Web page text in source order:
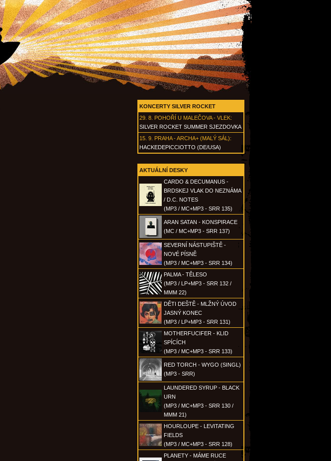
KONCERTY SILVER ROCKET
29. 8. POHOŘÍ U MALEČOVA - VLEK:
SILVER ROCKET SUMMER SJEZDOVKA
15. 9. PRAHA - ARCHA+ (MALÝ SÁL):
HACKEDEPICCIOTTO (DE/USA)
AKTUÁLNÍ DESKY
CARDO & DECUMANUS -
BRDSKEJ VLAK DO NEZNÁMA
/ D.C. NOTES
(MP3 / MC+MP3 - SRR 135)
ARAN SATAN - KONSPIRACE
(MC / MC+MP3 - SRR 137)
SEVERNÍ NÁSTUPIŠTĚ -
NOVÉ PÍSNĚ
(MP3 / MC+MP3 - SRR 134)
PALMA - TĚLESO
(MP3 / LP+MP3 - SRR 132 /
MMM 22)
DĚTI DEŠTĚ - MLŽNÝ ÚVOD
JASNÝ KONEC
(MP3 / LP+MP3 - SRR 131)
MOTHERFUCIFER - KLID
SPÍCÍCH
(MP3 / MC+MP3 - SRR 133)
RED TORCH - WYGO (SINGL)
(MP3 - SRR)
LAUNDERED SYRUP - BLACK
URN
(MP3 / MC+MP3 - SRR 130 /
MMM 21)
HOURLOUPE - LEVITATING
FIELDS
(MP3 / MC+MP3 - SRR 128)
PLANETY - MÁME RUCE